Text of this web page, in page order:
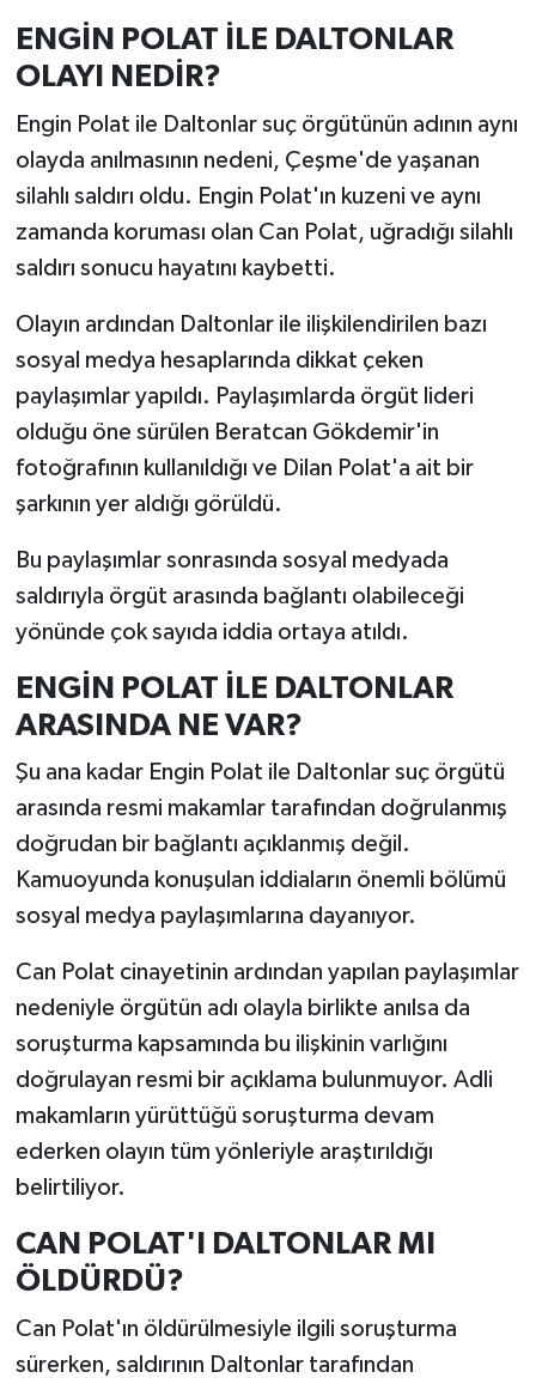
ENGİN POLAT İLE DALTONLAR
OLAYI NEDİR?
Engin Polat ile Daltonlar suç örgütünün adının aynı
olayda anılmasının nedeni, Çeşme'de yaşanan
silahlı saldırı oldu. Engin Polat'ın kuzeni ve aynı
zamanda koruması olan Can Polat, uğradığı silahlı
saldırı sonucu hayatını kaybetti.
Olayın ardından Daltonlar ile ilişkilendirilen bazı
sosyal medya hesaplarında dikkat çeken
paylaşımlar yapıldı. Paylaşımlarda örgüt lideri
olduğu öne sürülen Beratcan Gökdemir'in
fotoğrafının kullanıldığı ve Dilan Polat'a ait bir
şarkının yer aldığı görüldü.
Bu paylaşımlar sonrasında sosyal medyada
saldırıyla örgüt arasında bağlantı olabileceği
yönünde çok sayıda iddia ortaya atıldı.
ENGİN POLAT İLE DALTONLAR
ARASINDA NE VAR?
Şu ana kadar Engin Polat ile Daltonlar suç örgütü
arasında resmi makamlar tarafından doğrulanmış
doğrudan bir bağlantı açıklanmış değil.
Kamuoyunda konuşulan iddiaların önemli bölümü
sosyal medya paylaşımlarına dayanıyor.
Can Polat cinayetinin ardından yapılan paylaşımlar
nedeniyle örgütün adı olayla birlikte anılsa da
soruşturma kapsamında bu ilişkinin varlığını
doğrulayan resmi bir açıklama bulunmuyor. Adli
makamların yürüttüğü soruşturma devam
ederken olayın tüm yönleriyle araştırıldığı
belirtiliyor.
CAN POLAT'I DALTONLAR MI
ÖLDÜRDÜ?
Can Polat'ın öldürülmesiyle ilgili soruşturma
sürerken, saldırının Daltonlar tarafından